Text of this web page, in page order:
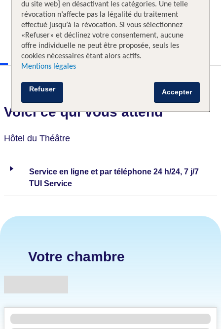
Voici ce qui vous attend
Hôtel du Théâtre
Service en ligne et par téléphone 24 h/24, 7 j/7
TUI Service
Votre chambre
du site web] en désactivant les catégories. Une telle
révocation n’affecte pas la légalité du traitement
effectué jusqu’à la révocation. Si vous sélectionnez
«Refuser» et déclinez votre consentement, aucune
offre individuelle ne peut être proposée, seuls les
cookies nécessaires étant alors actifs.
Mentions légales
Accepter
Refuser